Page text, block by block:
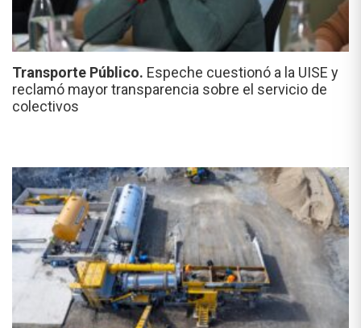
Transporte Público. Espeche cuestionó a la UISE y
reclamó mayor transparencia sobre el servicio de
colectivos